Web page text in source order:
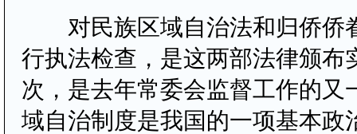
对民族区域自治法和归侨侨
行执法检查，是这两部法律颁布
次，是去年常委会监督工作的又
域自治制度是我国的一项基本政